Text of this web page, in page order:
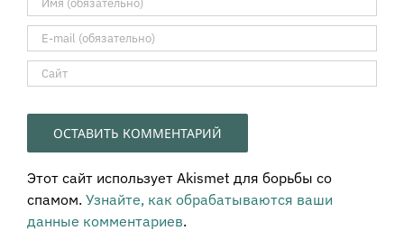
Этот сайт использует Akismet для борьбы со
спамом. Узнайте, как обрабатываются ваши
данные комментариев.